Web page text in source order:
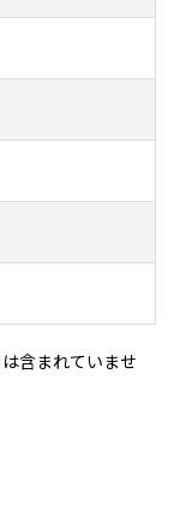
含まれていませ